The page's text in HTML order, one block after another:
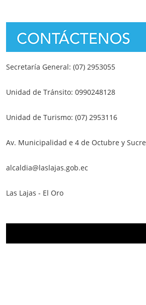
Secretaría General: (07) 2953055
Unidad de Tránsito: 0990248128
Unidad de Turismo: (07) 2953116
Av. Municipalidad e 4 de Octubre y Sucre
alcaldia@laslajas.gob.ec
Las Lajas - El Oro